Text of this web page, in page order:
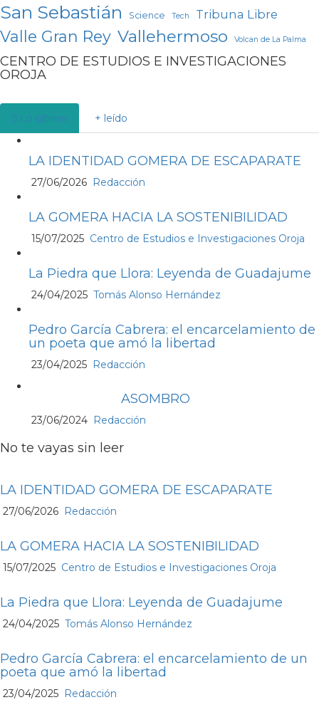
San Sebastián Science Tech Tribuna Libre
Valle Gran Rey Vallehermoso Volcan de La Palma
CENTRO DE ESTUDIOS E INVESTIGACIONES
OROJA
Lo último + leído
LA IDENTIDAD GOMERA DE ESCAPARATE
27/06/2026 Redacción
LA GOMERA HACIA LA SOSTENIBILIDAD
15/07/2025 Centro de Estudios e Investigaciones Oroja
La Piedra que Llora: Leyenda de Guadajume
24/04/2025 Tomás Alonso Hernández
Pedro García Cabrera: el encarcelamiento de
un poeta que amó la libertad
23/04/2025 Redacción
ASOMBRO
23/06/2024 Redacción
No te vayas sin leer
LA IDENTIDAD GOMERA DE ESCAPARATE
27/06/2026 Redacción
LA GOMERA HACIA LA SOSTENIBILIDAD
15/07/2025 Centro de Estudios e Investigaciones Oroja
La Piedra que Llora: Leyenda de Guadajume
24/04/2025 Tomás Alonso Hernández
Pedro García Cabrera: el encarcelamiento de un
poeta que amó la libertad
23/04/2025 Redacción